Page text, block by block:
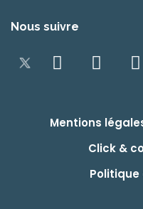
Nous suivre
Mentions
Click &